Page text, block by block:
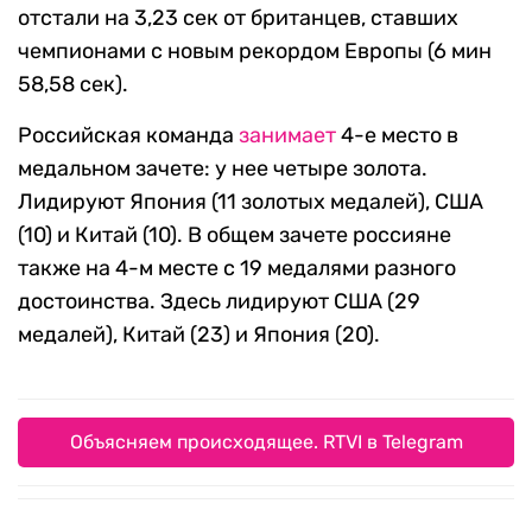
отстали на 3,23 сек от британцев, ставших
чемпионами с новым рекордом Европы (6 мин
58,58 сек).
Российская команда занимает4-е место в
медальном зачете: у нее четыре золота.
Лидируют Япония (11 золотых медалей), США
(10) и Китай (10). В общем зачете россияне
также на 4-м месте с 19 медалями разного
достоинства. Здесь лидируют США (29
медалей), Китай (23) и Япония (20).
Объясняем происходящее. RTVI в Telegram